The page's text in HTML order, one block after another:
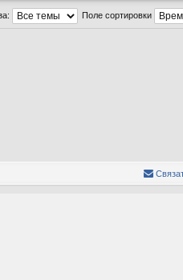
Поле сортировки